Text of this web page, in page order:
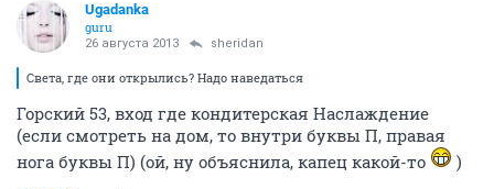
Ugadanka
guru
26 августа 2013 sheridan
Света, где они открылись? Надо наведаться
Горский 53, вход где кондитерская Наслаждение
(если смотреть на дом, то внутри буквы П, правая
нога буквы П) (ой, ну объяснила, капец какой-то
)